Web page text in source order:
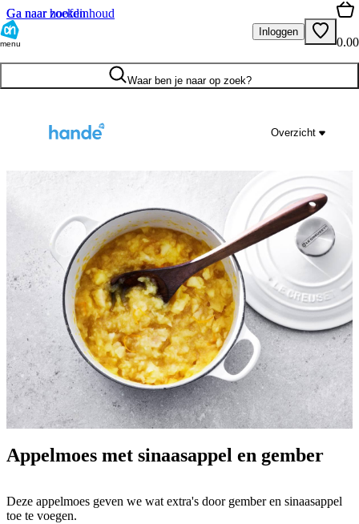
Ga naar hoofdinhoud
Ga naar zoeken
menu
Inloggen
0.00
Waar ben je naar op zoek?
Overzicht
Appelmoes met sinaasappel en gember
Deze appelmoes geven we wat extra's door gember en sinaasappel
toe te voegen.